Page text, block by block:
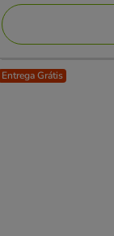
6.64€
Entrega Grátis